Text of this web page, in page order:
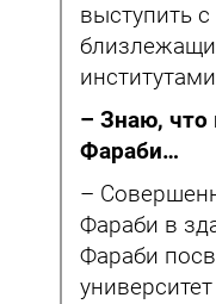
выступить
– Знаю, что
Фараби…
–
Фараби в
Фараби